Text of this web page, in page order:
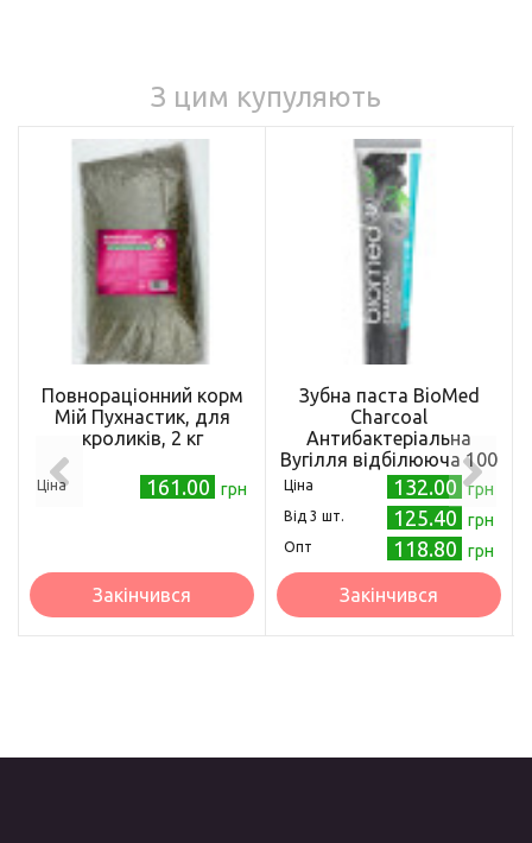
З цим купуляють
Повнораціонний корм
Мій Пухнастик, для
кроликів, 2 кг
Ціна 161.00 грн
Закінчився
Зубна паста BioMed
Charcoal
Антибактеріальна
Вугілля відбілююча 100
мл (7640168930424)
Ціна 132.00 грн
Від 3 шт. 125.40 грн
Опт 118.80 грн
Закінчився